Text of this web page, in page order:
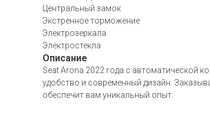
Центральный замок
Экстренное торможение
Электрозеркала
Электростекла
Описание
Seat Arona 2022 года с автоматической
удобство и современный дизайн.
обеспечит вам уникальный опыт.